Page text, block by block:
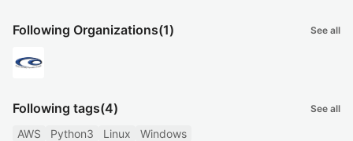
Following Organizations(1) See all
Following tags(4) See all
AWS Python3 Linux Windows